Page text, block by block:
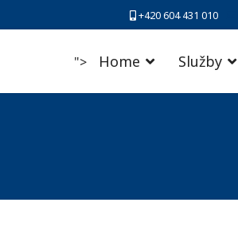
+420 604 431 010
"> Home Služby